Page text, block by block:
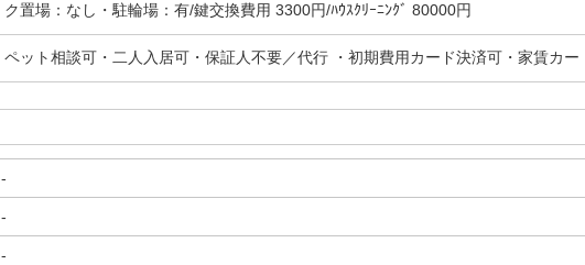
ク置場：なし・駐輪場：有/鍵交換費用 3300円/ﾊｳｽｸﾘｰﾆﾝｸﾞ 80000円
ペット相談可・二人入居可・保証人不要／代行 ・初期費用カード決済可・家賃カー
-
-
-